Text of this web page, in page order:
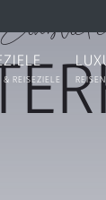
REISEZIELE